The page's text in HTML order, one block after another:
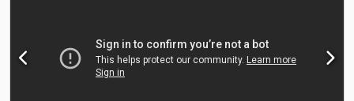
Bereifung vorne: 385/65 R 22.5 Bereifung hinten: 385/65 R 22.5
Letzte Inspektion: 2026-01-16 Weitere Informationen Wenden Sie
sich an Lastas Sales, um weitere Informationen zu erhalten.